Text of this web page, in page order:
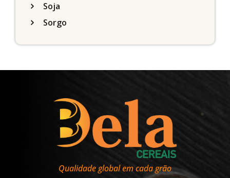
Soja
Sorgo
Qualidade global em cada grão